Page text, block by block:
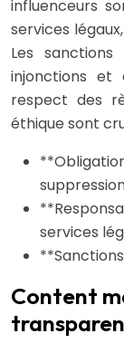
influenceurs
services
Les
injonctions et
respect des
éthique sont
services
Content